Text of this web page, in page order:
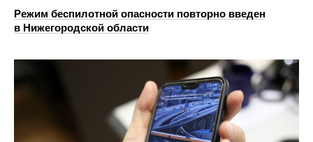
Режим беспилотной опасности повторно введен
в Нижегородской области